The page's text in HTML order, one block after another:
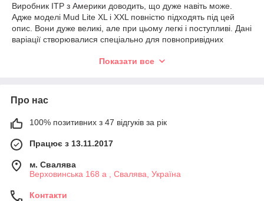
Виробник ITP з Америки доводить, що дуже навіть може.
Адже моделі Mud Lite XL і XXL повністю підходять під цей
опис. Вони дуже великі, але при цьому легкі і поступливі. Дані
варіації створювалися спеціально для повнопривідних
Чому ці шини на квадроцикли настільки
Затребуваність цього товару обумовлена не тільки тим, що
Гума наділена глибоким протектором в 3,3 сантиметра,
подразників. Незалежно від покриття, колеса з цими
асфальту. З ними ви зможете долати ділянки, куди раніше не
вирішувалися заїжджати.
Шини даного розміру призначаються спеціально для
Показати все
Про нас
100% позитивних з 47 відгуків за рік
Працює з 13.11.2017
м. Свалява
Верховинська 168 а , Свалява, Україна
Контакти